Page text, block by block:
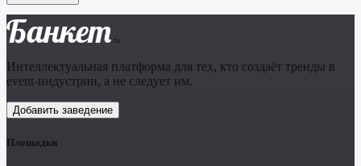
Банкет .ru
Интеллектуальная платформа для тех, кто создаёт тренды в
event-индустрии, а не следует им.
Добавить заведение
Площадки